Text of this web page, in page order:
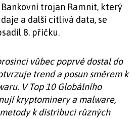
trojan Ramnit, který
a další citlivá data, se
8. příčku.
vůbec poprvé dostal do
trend a posun směrem k
V Top 10 Globálního
kryptominery a malware,
k distribuci různých